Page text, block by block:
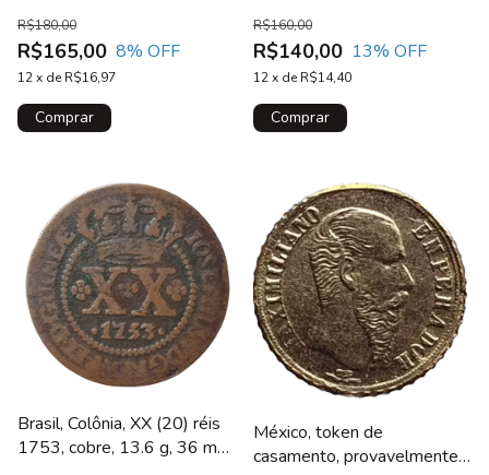
Messina
R$165,00
R$180,00
8% OFF
12x de R$16,97
R$140,00
R$160,00
13% OFF
12x de R$14,40
Brasil, Colônia, XX (20) réis
1753, cobre, 13.6 g, 36 mm,
México, token de
casamento, provavelmente